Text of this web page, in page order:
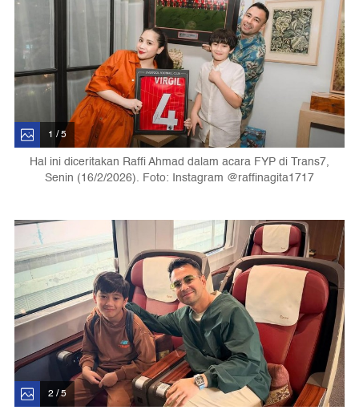
1 / 5
Hal ini diceritakan Raffi Ahmad dalam acara FYP di Trans7,
Senin (16/2/2026). Foto: Instagram @raffinagita1717
2 / 5